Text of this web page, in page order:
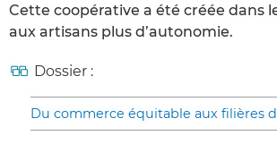
Cette coopérative a été créée dans
aux artisans plus d’autonomie.
Dossier :
Du commerce équitable aux filières